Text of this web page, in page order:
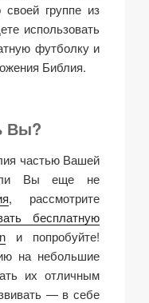
группе из
использовать
футболку и
Библия.
Вы?
частью Вашей
Вы еще не
, рассмотрите
бесплатную
и попробуйте!
на небольшие
их отличным
— в себе